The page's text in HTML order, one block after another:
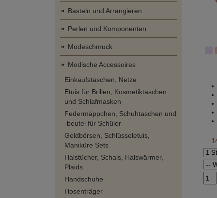
Basteln und Arrangieren
Perlen und Komponenten
Modeschmuck
Modische Accessoires
Einkaufstaschen, Netze
Etuis für Brillen, Kosmetiktaschen
und Schlafmasken
Federmäppchen, Schuhtaschen und
-beutel für Schüler
Geldbörsen, Schlüsseletuis,
Maniküre Sets
Halstücher, Schals, Halswärmer,
Plaids
Handschuhe
Hosenträger